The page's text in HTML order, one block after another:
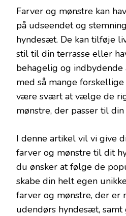
Farver og mønstre kan
på udseendet og
hyndesæt. De kan tilføje
stil til din terrasse eller
behagelig og
med så mange
være svært at vælge de
mønstre, der passer til
I denne artikel vil vi give
farver og mønstre til dit
du ønsker at følge de
skabe din helt egen
farver og mønstre, der
udendørs hyndesæt,